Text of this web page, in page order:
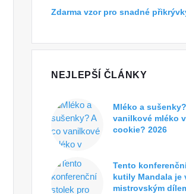
Zdarma vzor pro snadné
NEJLEPŠÍ ČLÁNKY
Mléko a
vanilkové mléko
cookie? 2026
Tento
kutily Mandala je
mistrovským